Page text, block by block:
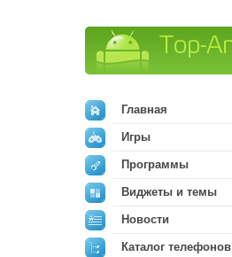
Главная
Игры
Программы
Виджеты и темы
Новости
Каталог телефонов